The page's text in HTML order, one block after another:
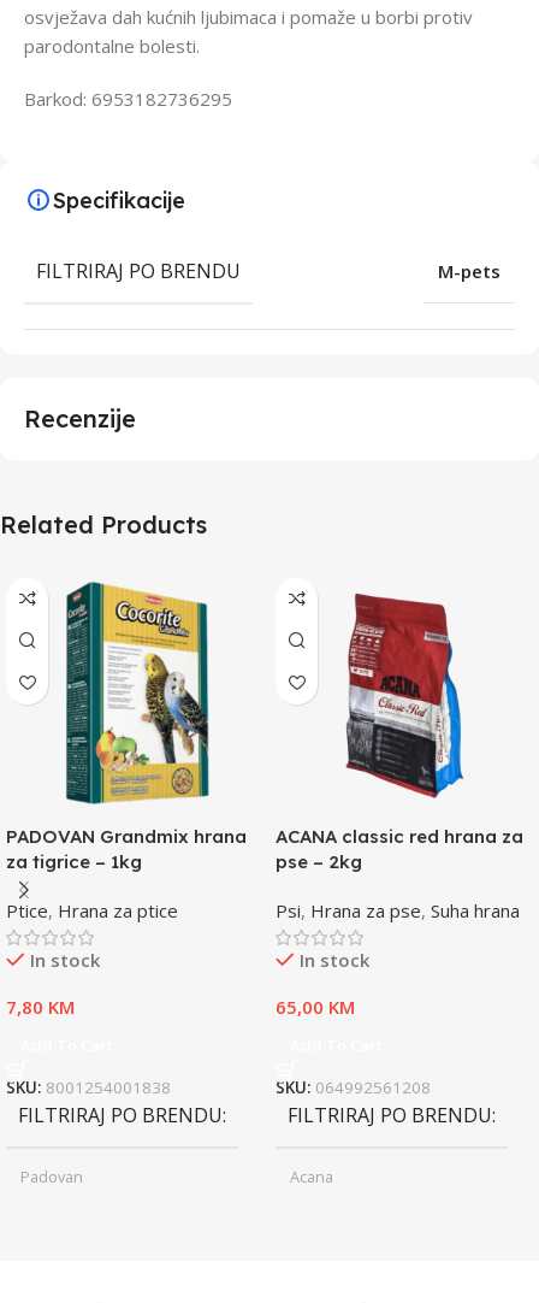
osvježava dah kućnih ljubimaca i pomaže u borbi protiv
parodontalne bolesti.
Barkod: 6953182736295
Specifikacije
FILTRIRAJ PO BRENDU M-pets
Recenzije
Related Products
PADOVAN Grandmix hrana
za tigrice – 1kg
Ptice, Hrana za ptice
In stock
7,80 KM
SKU: 8001254001838
FILTRIRAJ PO BRENDU
Padovan
ACANA classic red hrana za
pse – 2kg
Psi, Hrana za pse, Suha hrana
In stock
65,00 KM
SKU: 064992561208
FILTRIRAJ PO BRENDU
Acana